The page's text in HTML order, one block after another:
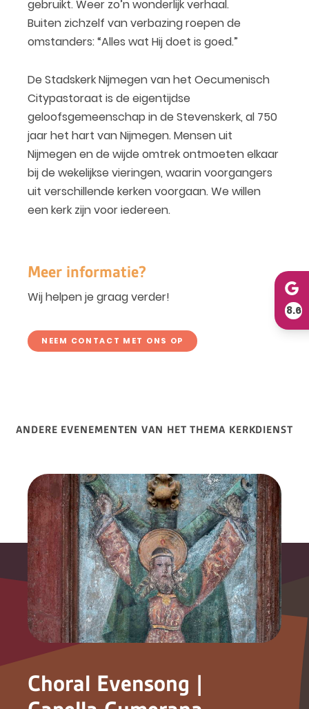
gebruikt. Weer zo’n wonderlijk verhaal.
Buiten zichzelf van verbazing roepen de
omstanders: “Alles wat Hij doet is goed.”
De Stadskerk Nijmegen van het Oecumenisch
Citypastoraat is de eigentijdse
geloofsgemeenschap in de Stevenskerk, al 750
jaar het hart van Nijmegen. Mensen uit
Nijmegen en de wijde omtrek ontmoeten elkaar
bij de wekelijkse vieringen, waarin voorgangers
uit verschillende kerken voorgaan. We willen
een kerk zijn voor iedereen.
Meer informatie?
Wij helpen je graag verder!
NEEM CONTACT MET ONS OP
ANDERE EVENEMENTEN VAN HET THEMA KERKDIENST
Choral Evensong |
8.6